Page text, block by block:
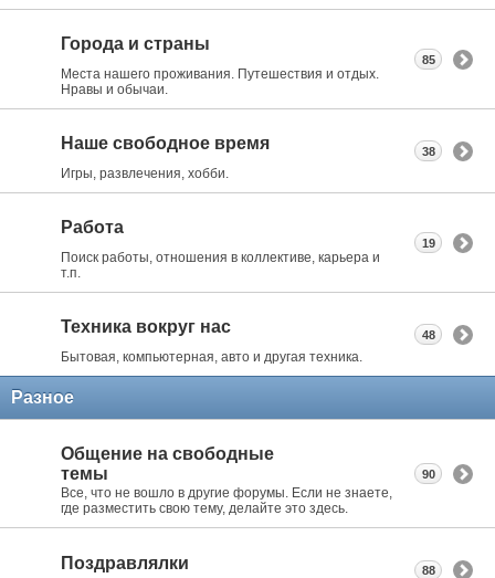
Города и страны
Места нашего проживания. Путешествия и отдых.
Нравы и обычаи.
85
Наше свободное время
Игры, развлечения, хобби.
38
Работа
Поиск работы, отношения в коллективе, карьера и
т.п.
19
Техника вокруг нас
Бытовая, компьютерная, авто и другая техника.
48
Разное
Общение на свободные
темы
Все, что не вошло в другие форумы. Если не знаете,
где разместить свою тему, делайте это здесь.
90
Поздравлялки 88